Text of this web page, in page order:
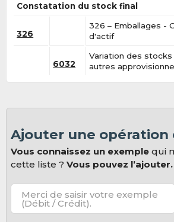
Constatation du stock final
326
326 – Emballages -
d'actif
6032
Variation des stocks
autres
Ajouter une opération
Vous connaissez un exemple qui
cette liste ?Vous pouvez
Merci de saisir votre exemple
(Débit / Crédit).